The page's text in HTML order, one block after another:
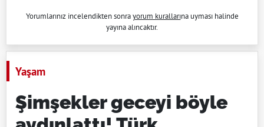
Yorumlarınız incelendikten sonrayorum kurallarına uyması halinde
yayına alıncaktır.
Yaşam
Şimşekler geceyi böyle